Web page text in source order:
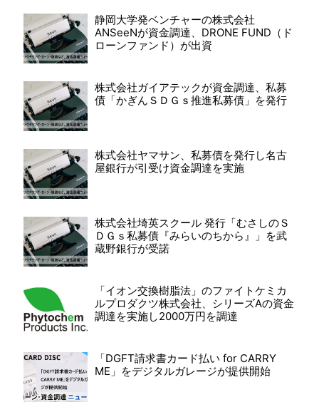
静岡大学発ベンチャーの株式会社
ANSeeNが資金調達、DRONE FUND（ド
ローンファンド）が出資
株式会社ガイアテックが資金調達、私募
債「かぎんＳＤＧｓ推進私募債」を発行
株式会社ヤマサン、私募債を発行し名古
屋銀行が引受け資金調達を実施
株式会社埼英スクール 発行「むさしのＳ
ＤＧｓ私募債『みらいのちから』」を武
蔵野銀行が受諾
「イオン交換樹脂法」のファイトケミカ
ルプロダクツ株式会社、シリーズAの資金
調達を実施し2000万円を調達
「DGFT請求書カード払い for CARRY
ME」をデジタルガレージが提供開始